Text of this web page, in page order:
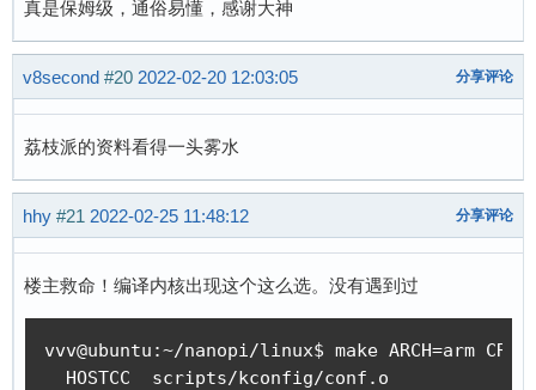
真是保姆级，通俗易懂，感谢大神
v8second #20 2022-02-20 12:03:05 分享评论
荔枝派的资料看得一头雾水
hhy #21 2022-02-25 11:48:12 分享评论
楼主救命！编译内核出现这个这么选。没有遇到过
vvv@ubuntu:~/nanopi/linux$ make ARCH=arm
  HOSTCC  scripts/kconfig/conf.o